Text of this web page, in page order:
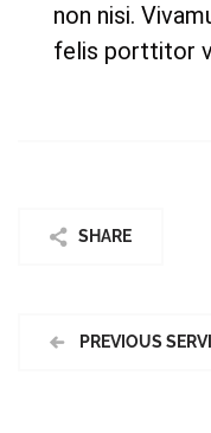
non nisi.
felis porttitor
SHARE
PREVIOUS